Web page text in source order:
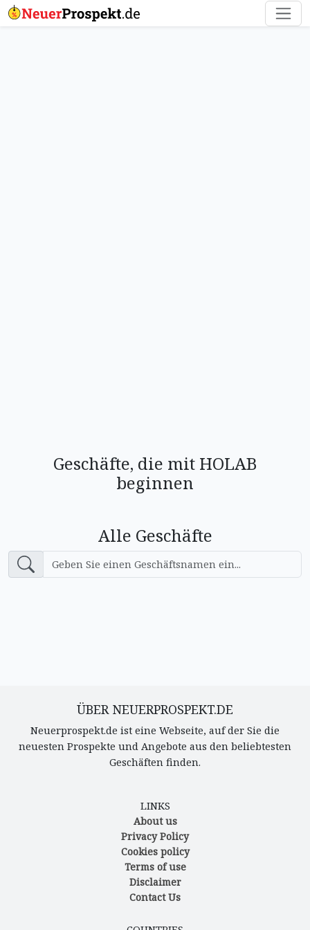
Geschäfte, die mit HOLAB
beginnen
Alle Geschäfte
ÜBER NEUERPROSPEKT.DE
Neuerprospekt.de ist eine Webseite, auf der Sie die
neuesten Prospekte und Angebote aus den beliebtesten
Geschäften finden.
LINKS
About us
Privacy Policy
Cookies policy
Terms of use
Disclaimer
Contact Us